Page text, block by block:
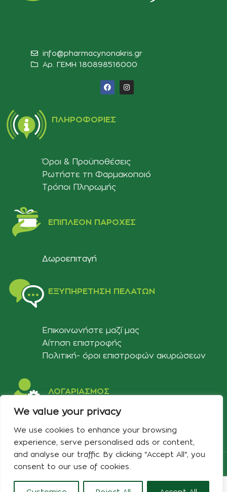
We value your privacy
We use cookies to enhance your browsing
experience, serve personalised ads or content,
and analyse our traffic. By clicking "Accept All", you
consent to our use of cookies.
info@pharmacynonakris.gr
Αρ. ΓΕΜΗ 180898516000‬
ΠΛΗΡΟΦΟΡΊΕΣ
Όροι & Προϋποθέσεις
Ρωτήστε τη Φαρμακοποιό
Τρόποι Πληρωμής
ΕΠΙΠΛΈΟΝ ΠΑΡΟΧΈΣ
Δωροεπιταγή
ΕΞΥΠΗΡΈΤΗΣΗ ΠΕΛΑΤΏΝ
Επικοινωνήστε μαζί μας
Αίτηση επιστροφής
Πολιτική- όροι επιστροφών ακυρώσεων
ΛΟΓΑΡΙΑΣΜΟΣ
Στοιχεία λογαριασμού
Λίστα αγαπημένων
Copyright 2024 Developed & Designed byBest Cybernetics